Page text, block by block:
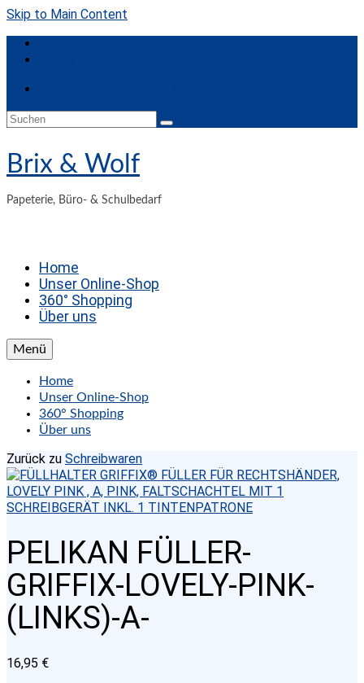
Skip to Main Content
Suchen
Brix & Wolf
Papeterie, Büro- & Schulbedarf
Home
Unser Online-Shop
360° Shopping
Über uns
Menü
Home
Unser Online-Shop
360° Shopping
Über uns
Zurück zu Schreibwaren
PELIKAN FÜLLER-
GRIFFIX-LOVELY-PINK-
(LINKS)-A-
16,95 €